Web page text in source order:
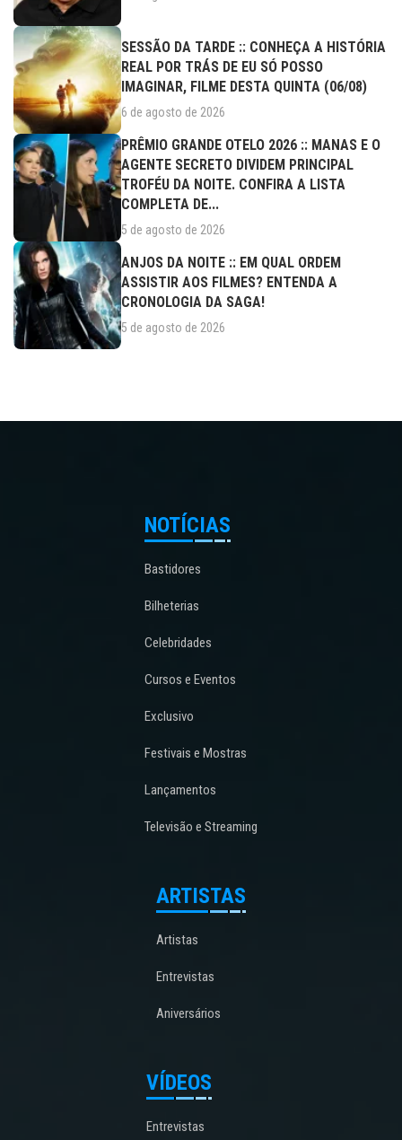
SESSÃO DA TARDE :: CONHEÇA A HISTÓRIA
REAL POR TRÁS DE EU SÓ POSSO
IMAGINAR, FILME DESTA QUINTA (06/08)
6 de agosto de 2026
PRÊMIO GRANDE OTELO 2026 :: MANAS E O
AGENTE SECRETO DIVIDEM PRINCIPAL
TROFÉU DA NOITE. CONFIRA A LISTA
COMPLETA DE...
5 de agosto de 2026
ANJOS DA NOITE :: EM QUAL ORDEM
ASSISTIR AOS FILMES? ENTENDA A
CRONOLOGIA DA SAGA!
5 de agosto de 2026
NOTÍCIAS
Bastidores
Bilheterias
Celebridades
Cursos e Eventos
Exclusivo
Festivais e Mostras
Lançamentos
Televisão e Streaming
ARTISTAS
Artistas
Entrevistas
Aniversários
VÍDEOS
Entrevistas